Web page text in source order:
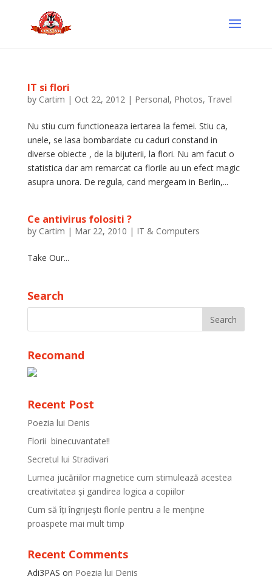
IT si flori
by Cartim | Oct 22, 2012| Personal, Photos, Travel
Nu stiu cum functioneaza iertarea la femei. Stiu ca,
unele, se lasa bombardate cu caduri constand in
diverse obiecte , de la bijuterii, la flori. Nu am facut o
statistica dar am remarcat ca florile au un efect magic
asupra unora. De regula, cand mergeam in Berlin,...
Ce antivirus folositi ?
by Cartim | Mar 22, 2010 | IT & Computers
Take Our...
Search
Recomand
Recent Post
Poezia lui Denis
Florii binecuvantate!!
Secretul lui Stradivari
Lumea jucăriilor magnetice cum stimulează acestea
creativitatea și gandirea logica a copiilor
Cum să îți îngrijești florile pentru a le menține
proaspete mai mult timp
Recent Comments
Adi3PAS on Poezia lui Denis